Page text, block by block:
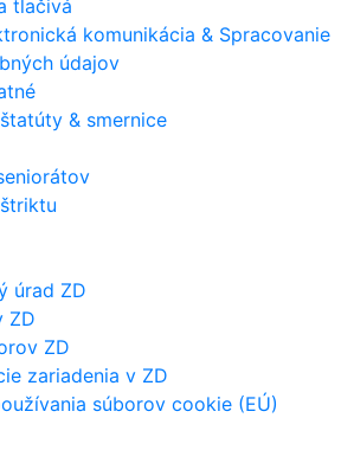
tlačivá
komunikácia & Spracovanie
údajov
& smernice
úrad ZD
ZD
ZD
zariadenia v ZD
súborov cookie (EÚ)